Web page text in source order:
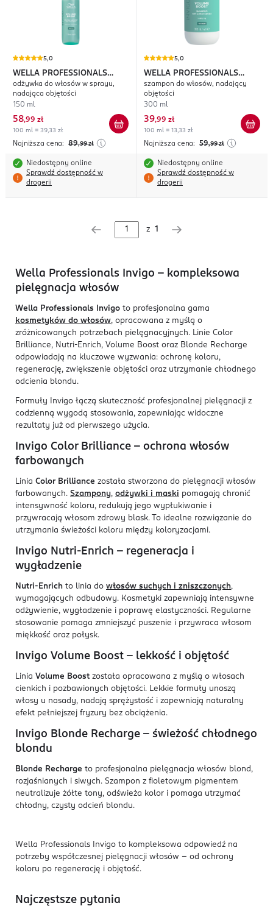
5,0
WELLA PROFESSIONALS
Invigo Volume Boost
odżywka do włosów w sprayu,
nadająca objętości
150 ml
58,99 zł
100 ml = 39,33 zł
Najniższa cena: 89,99 zł
Niedostępny online
Sprawdź dostępność w
drogerii
5,0
WELLA PROFESSIONALS
Invigo Volume Boost
szampon do włosów, nadający
objętości
300 ml
39,99 zł
100 ml = 13,33 zł
Najniższa cena: 59,99 zł
Niedostępny online
Sprawdź dostępność w
drogerii
z 1
Wella Professionals Invigo – kompleksowa
pielęgnacja włosów
Wella Professionals Invigo to profesjonalna gama
kosmetyków do włosów, opracowana z myślą o
zróżnicowanych potrzebach pielęgnacyjnych. Linie Color
Brilliance, Nutri-Enrich, Volume Boost oraz Blonde Recharge
odpowiadają na kluczowe wyzwania: ochronę koloru,
regenerację, zwiększenie objętości oraz utrzymanie chłodnego
odcienia blondu.
Formuły Invigo łączą skuteczność profesjonalnej pielęgnacji z
codzienną wygodą stosowania, zapewniając widoczne
rezultaty już od pierwszego użycia.
Invigo Color Brilliance – ochrona włosów
farbowanych
Linia Color Brilliance została stworzona do pielęgnacji włosów
farbowanych. Szampony, odżywki i maski pomagają chronić
intensywność koloru, redukują jego wypłukiwanie i
przywracają włosom zdrowy blask. To idealne rozwiązanie do
utrzymania świeżości koloru między koloryzacjami.
Invigo Nutri-Enrich – regeneracja i
wygładzenie
Nutri-Enrich to linia do włosów suchych i zniszczonych,
wymagających odbudowy. Kosmetyki zapewniają intensywne
odżywienie, wygładzenie i poprawę elastyczności. Regularne
stosowanie pomaga zmniejszyć puszenie i przywraca włosom
miękkość oraz połysk.
Invigo Volume Boost – lekkość i objętość
Linia Volume Boost została opracowana z myślą o włosach
cienkich i pozbawionych objętości. Lekkie formuły unoszą
włosy u nasady, nadają sprężystość i zapewniają naturalny
efekt pełniejszej fryzury bez obciążenia.
Invigo Blonde Recharge – świeżość chłodnego
blondu
Blonde Recharge to profesjonalna pielęgnacja włosów blond,
rozjaśnianych i siwych. Szampon z fioletowym pigmentem
neutralizuje żółte tony, odświeża kolor i pomaga utrzymać
chłodny, czysty odcień blondu.
Wella Professionals Invigo to kompleksowa odpowiedź na
potrzeby współczesnej pielęgnacji włosów – od ochrony
koloru po regenerację i objętość.
Najczęstsze pytania